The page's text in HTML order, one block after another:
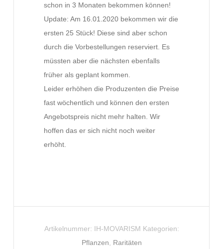
schon in 3 Monaten bekommen können!
Update: Am 16.01.2020 bekommen wir die
ersten 25 Stück! Diese sind aber schon
durch die Vorbestellungen reserviert. Es
müssten aber die nächsten ebenfalls
früher als geplant kommen.
Leider erhöhen die Produzenten die Preise
fast wöchentlich und können den ersten
Angebotspreis nicht mehr halten. Wir
hoffen das er sich nicht noch weiter
erhöht.
Artikelnummer: IH-MOVARISM Kategorien:
Pflanzen
Raritäten